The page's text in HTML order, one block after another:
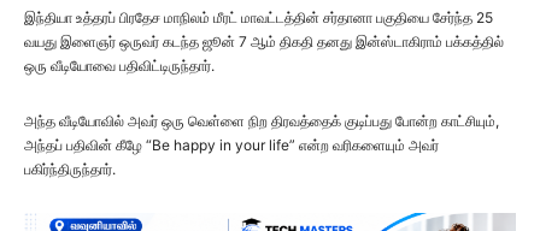
இந்தியா உத்தரப் பிரதேச மாநிலம் மீரட் மாவட்டத்தின் சர்தானா பகுதியை சேர்ந்த 25
வயது இளைஞர் ஒருவர் கடந்த ஜூன் 7 ஆம் திகதி தனது இன்ஸ்டாகிராம் பக்கத்தில்
ஒரு வீடியோவை பதிவிட்டிருந்தார்.
அந்த வீடியோவில் அவர் ஒரு வெள்ளை நிற திரவத்தைக் குடிப்பது போன்ற காட்சியும்,
அந்தப் பதிவின் கீழே “Be happy in your life” என்ற வரிகளையும் அவர்
பகிர்ந்திருந்தார்.